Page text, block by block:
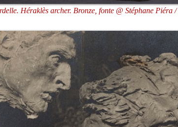
Héraklès archer. Bronze, fonte @ Stéphane Piéra